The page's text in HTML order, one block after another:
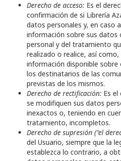
Derecho de acceso: Es el
confirmación de si Librería
datos personales y, en caso
información sobre sus datos
personal y del tratamiento
realizado o realice, así
información disponible
los destinatarios de las
previstas de los mismos.
Derecho de rectificación: Es el
se modifiquen sus datos
inexactos o, teniendo en
tratamiento, incompletos.
Derecho de supresión ("el
del Usuario, siempre que la
establezca lo contrario, a